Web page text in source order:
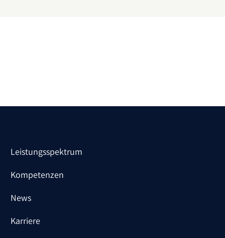
Leistungsspektrum
Kompetenzen
News
Karriere